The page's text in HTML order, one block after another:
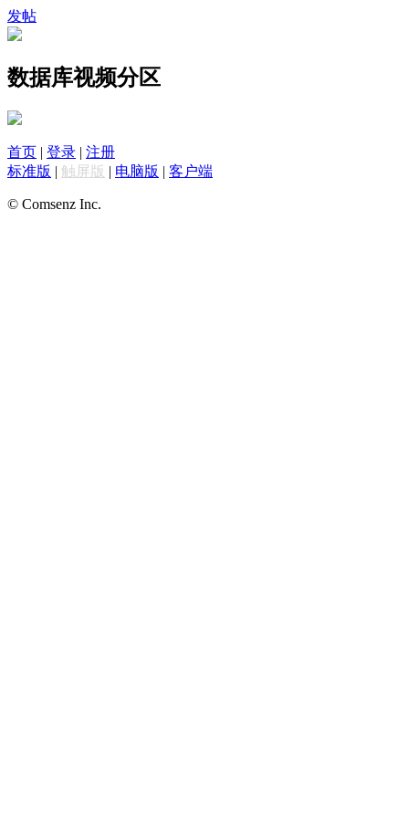
发帖
数据库视频分区
首页 | 登录 | 注册
标准版 | 触屏版 | 电脑版 | 客户端
© Comsenz Inc.